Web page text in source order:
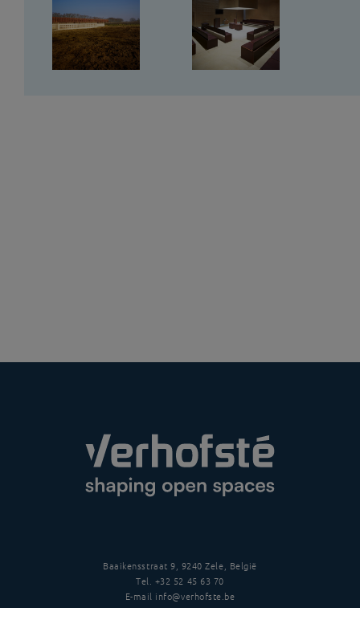
Baaikensstraat 9, 9240 Zele, België
Tel. +32 52 45 63 70
E-mail info@verhofste.be
BTWBE0439 215 109